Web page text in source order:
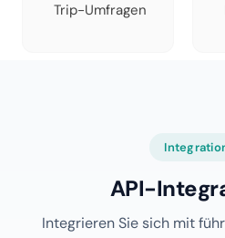
Trip-Umfragen
API-
Integrieren Sie sich mit